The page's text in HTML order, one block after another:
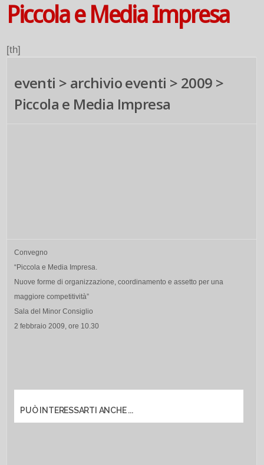
Piccola e Media Impresa
[th]
eventi > archivio eventi > 2009 >
Piccola e Media Impresa
Convegno
“Piccola e Media Impresa.
Nuove forme di organizzazione, coordinamento e assetto per una
maggiore competitività”
Sala del Minor Consiglio
2 febbraio 2009, ore 10.30
PUÒ INTERESSARTI ANCHE ...